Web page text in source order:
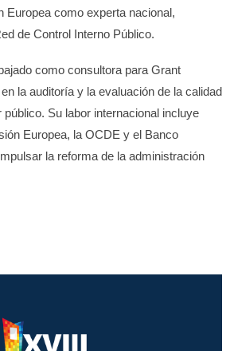
Europea como experta nacional,
de Control Interno Público.
como consultora para Grant
la auditoría y la evaluación de la calidad
Su labor internacional incluye
Europea, la OCDE y el Banco
la reforma de la administración